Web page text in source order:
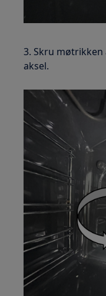
3. Skru
aksel.